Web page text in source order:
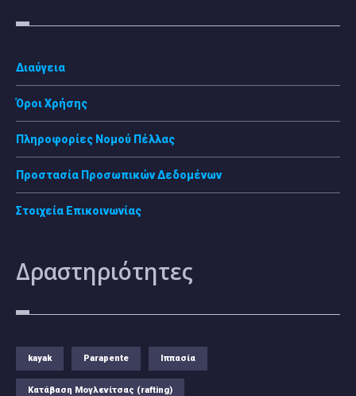
Διαύγεια
Όροι Χρήσης
Πληροφορίες Νομού Πέλλας
Προστασία Προσωπικών Δεδομένων
Στοιχεία Επικοινωνίας
Δραστηριότητες
kayak Parapente Ιππασία
Κατάβαση Μογλενίτσας (rafting)